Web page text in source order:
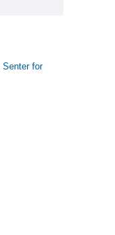
Senter for